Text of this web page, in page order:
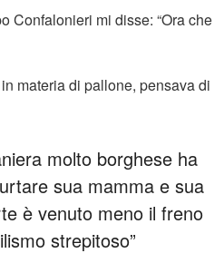
Confalonieri mi disse: “Ora che
materia di pallone, pensava di
molto borghese ha
sua mamma e sua
è venuto meno il freno
strepitoso”